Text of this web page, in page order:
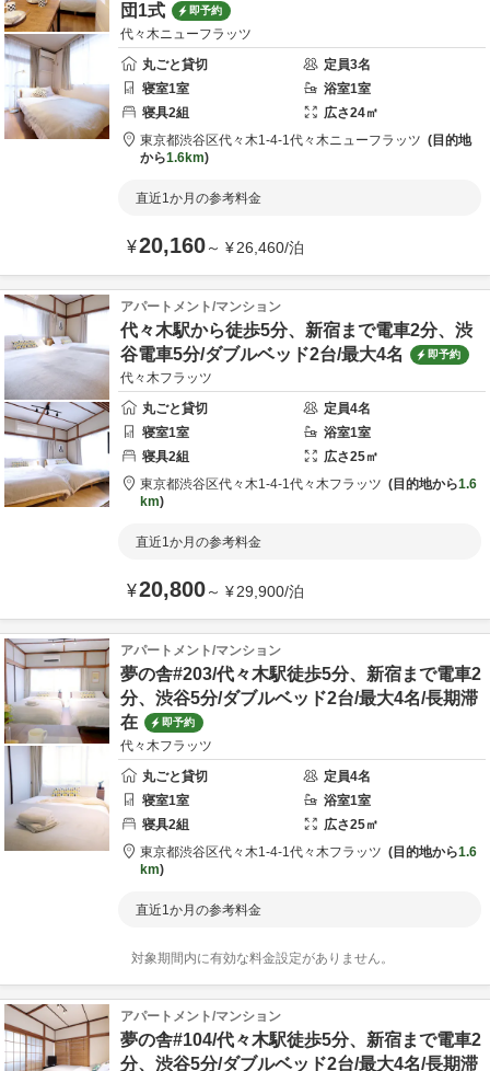
団1式
即予約
代々木ニューフラッツ
丸ごと貸切
定員3名
寝室1室 浴室1室
寝具2組 広さ24㎡
東京都渋谷区代々木1-4-1代々木ニューフラッツ
目的地
から1.6km
直近1か月の参考料金
¥20,160～ ¥26,460/泊
アパートメント/マンション
代々木駅から徒歩5分、新宿まで電車2分、渋
谷電車5分/ダブルベッド2台/最大4名
即予約
代々木フラッツ
丸ごと貸切
定員4名
寝室1室 浴室1室
寝具2組 広さ25㎡
東京都渋谷区代々木1-4-1代々木フラッツ 目的地から1.6
km
直近1か月の参考料金
¥20,800～ ¥29,900/泊
アパートメント/マンション
夢の舎#203/代々木駅徒歩5分、新宿まで電車2
分、渋谷5分/ダブルベッド2台/最大4名/長期滞
在
即予約
代々木フラッツ
丸ごと貸切
定員4名
寝室1室 浴室1室
寝具2組 広さ25㎡
東京都渋谷区代々木1-4-1代々木フラッツ 目的地から1.6
km
直近1か月の参考料金
対象期間内に有効な料金設定がありません。
アパートメント/マンション
夢の舎#104/代々木駅徒歩5分、新宿まで電車2
分、渋谷5分/ダブルベッド2台/最大4名/長期滞